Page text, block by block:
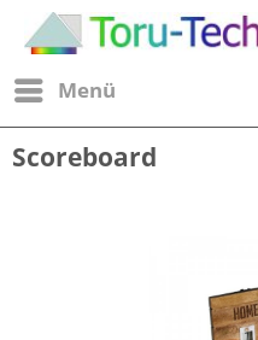
Menü
Scoreboard